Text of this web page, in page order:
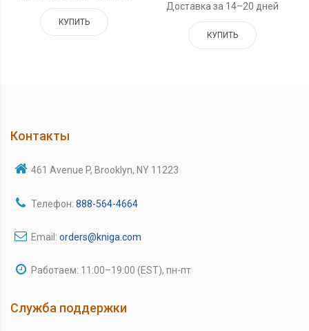
КУПИТЬ
Доставка за 14–20 дней
КУПИТЬ
Контакты
461 Avenue P, Brooklyn, NY 11223
Телефон: 888-564-4664
Email: orders@kniga.com
Работаем: 11:00–19:00 (EST), пн-пт
Служба поддержки